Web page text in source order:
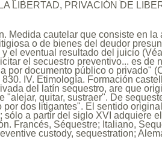
LIBERTAD, PRIVACIÓN DE
Medida cautelar que consiste en
o de bienes del deudor
el eventual resultado del juicio
el secuestro preventivo... es de
por documento público o privado"
IV. Etimología. Formación
del latín sequestro, are que
"alejar, quitar, sustraer". De
por dos litigantes". El sentido
sólo a partir del siglo XVI adquiere
Francés, Séquestre; Italiano,
custody, sequestration;